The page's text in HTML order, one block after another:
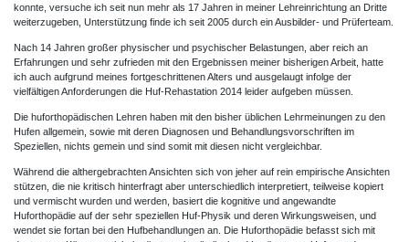
konnte, versuche ich seit nun mehr als 17 Jahren in meiner Lehreinrichtung an Dritte
weiterzugeben, Unterstützung finde ich seit 2005 durch ein Ausbilder- und Prüferteam.
Nach 14 Jahren großer physischer und psychischer Belastungen, aber reich an
Erfahrungen und sehr zufrieden mit den Ergebnissen meiner bisherigen Arbeit, hatte
ich auch aufgrund meines fortgeschrittenen Alters und ausgelaugt infolge der
vielfältigen Anforderungen die Huf-Rehastation 2014 leider aufgeben müssen.
Die huforthopädischen Lehren haben mit den bisher üblichen Lehrmeinungen zu den
Hufen allgemein, sowie mit deren Diagnosen und Behandlungsvorschriften im
Speziellen, nichts gemein und sind somit mit diesen nicht vergleichbar.
Während die althergebrachten Ansichten sich von jeher auf rein empirische Ansichten
stützen, die nie kritisch hinterfragt aber unterschiedlich interpretiert, teilweise kopiert
und vermischt wurden und werden, basiert die kognitive und angewandte
Huforthopädie auf der sehr speziellen Huf-Physik und deren Wirkungsweisen, und
wendet sie fortan bei den Hufbehandlungen an. Die Huforthopädie befasst sich mit